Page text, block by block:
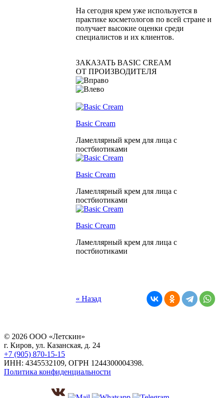
На сегодня крем уже используется в
практике косметологов по всей стране и
получает высокие оценки среди
специалистов и их клиентов.
ЗАКАЗАТЬ BASIC CREAM
ОТ ПРОИЗВОДИТЕЛЯ
Basic Cream
Ламеллярный крем для лица с
постбиотиками
Basic Cream
Ламеллярный крем для лица с
постбиотиками
Basic Cream
Ламеллярный крем для лица с
постбиотиками
« Назад
© 2026 ООО «Летскин»
г. Киров, ул. Казанская, д. 24
+7 (905) 870-15-15
ИНН: 4345532109, ОГРН 1244300004398.
Политика конфиденциальности